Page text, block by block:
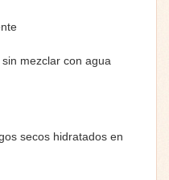
mezclar con agua
secos hidratados en